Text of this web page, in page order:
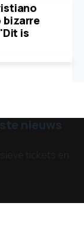
bizarre
is
nieuws
tickets en